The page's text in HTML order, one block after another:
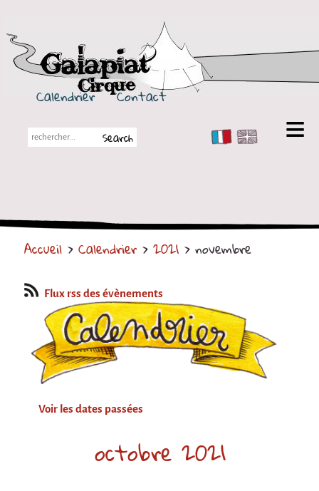
Galapiat Cirque
Calendrier
Contact
FR EN
Les Chapiteaux
Partenaires
Spectacles
En tournée
Attraction Capillaire
BLANC
Courbatures
Courbatures
L'âne & la carotte
Accueil > Calendrier> 2021 > novembre
Flux rss des évènements
Voir les dates passées
octobre 2021